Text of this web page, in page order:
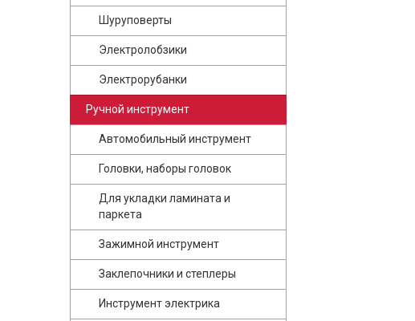
Шуруповерты
Электролобзики
Электрорубанки
Ручной инструмент
Автомобильный инструмент
Головки, наборы головок
Для укладки ламината и
паркета
Зажимной инструмент
Заклепочники и степлеры
Инструмент электрика